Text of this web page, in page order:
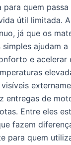
quem
útil limitada.
já que os
ajudam a
e acelerar
entregas de
Entre eles
fazem
para quem